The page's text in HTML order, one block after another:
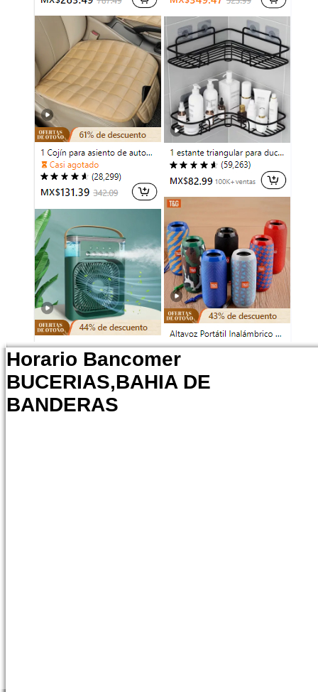
Horario Bancomer
BUCERIAS,BAHIA DE
BANDERAS